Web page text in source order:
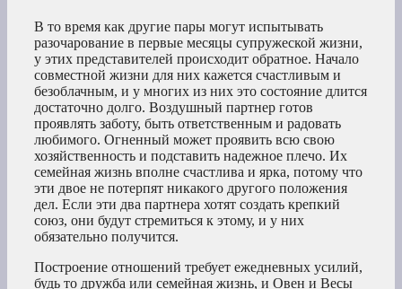
В то время как другие пары могут испытывать
разочарование в первые месяцы супружеской жизни,
у этих представителей происходит обратное. Начало
совместной жизни для них кажется счастливым и
безоблачным, и у многих из них это состояние длится
достаточно долго. Воздушный партнер готов
проявлять заботу, быть ответственным и радовать
любимого. Огненный может проявить всю свою
хозяйственность и подставить надежное плечо. Их
семейная жизнь вполне счастлива и ярка, потому что
эти двое не потерпят никакого другого положения
дел. Если эти два партнера хотят создать крепкий
союз, они будут стремиться к этому, и у них
обязательно получится.
Построение отношений требует ежедневных усилий,
будь то дружба или семейная жизнь, и Овен и Весы